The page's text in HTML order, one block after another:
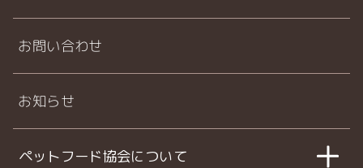
お問い合わせ
お知らせ
ペットフード協会について